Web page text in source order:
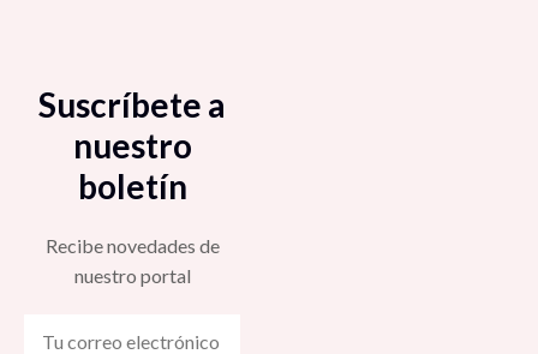
Suscríbete a
nuestro
boletín
Recibe novedades de
nuestro portal